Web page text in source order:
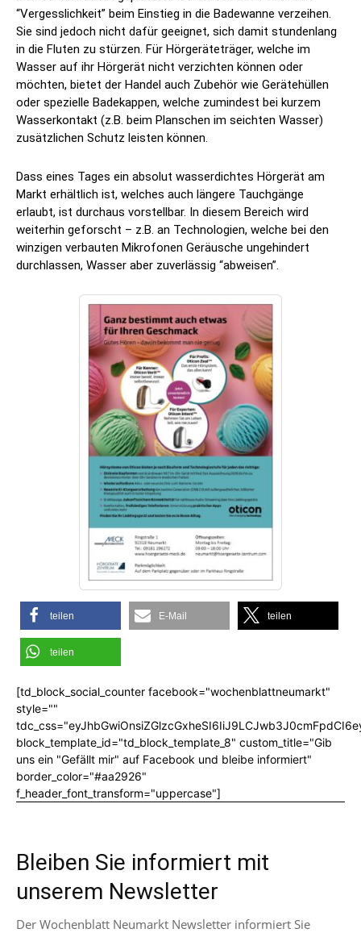
“Vergesslichkeit” beim Einstieg in die Badewanne verzeihen.
Sie sind jedoch nicht dafür geeignet, sich damit stundenlang
in die Fluten zu stürzen. Für Hörgeräteträger, welche im
Wasser auf ihr Hörgerät nicht verzichten können oder
möchten, bietet der Handel auch Zubehör wie Gerätehüllen
oder spezielle Badekappen, welche zumindest bei kurzem
Wasserkontakt (z.B. beim Planschen im seichten Wasser)
zusätzlichen Schutz leisten können.
Dass eines Tages ein absolut wasserdichtes Hörgerät am
Markt erhältlich ist, welches auch längere Tauchgänge
erlaubt, ist durchaus vorstellbar. In diesem Bereich wird
weiterhin geforscht – z.B. an Technologien, welche bei den
winzigen verbauten Mikrofonen Geräusche ungehindert
durchlassen, Wasser aber zuverlässig “abweisen”.
teilen E-Mail teilen
teilen
[td_block_social_counter facebook="wochenblattneumarkt"
style=""
block_template_id="td_block_template_8" custom_title="Gib
uns ein "Gefällt mir" auf Facebook und bleibe informiert"
border_color="#aa2926"
f_header_font_transform="uppercase"]
Bleiben Sie informiert mit
unserem Newsletter
Der Wochenblatt Neumarkt Newsletter informiert Sie